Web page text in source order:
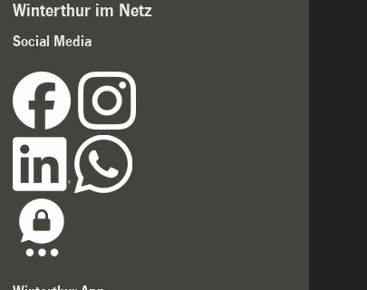
Winterthur im Netz
Social Media